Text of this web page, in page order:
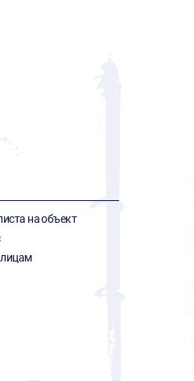
на объект